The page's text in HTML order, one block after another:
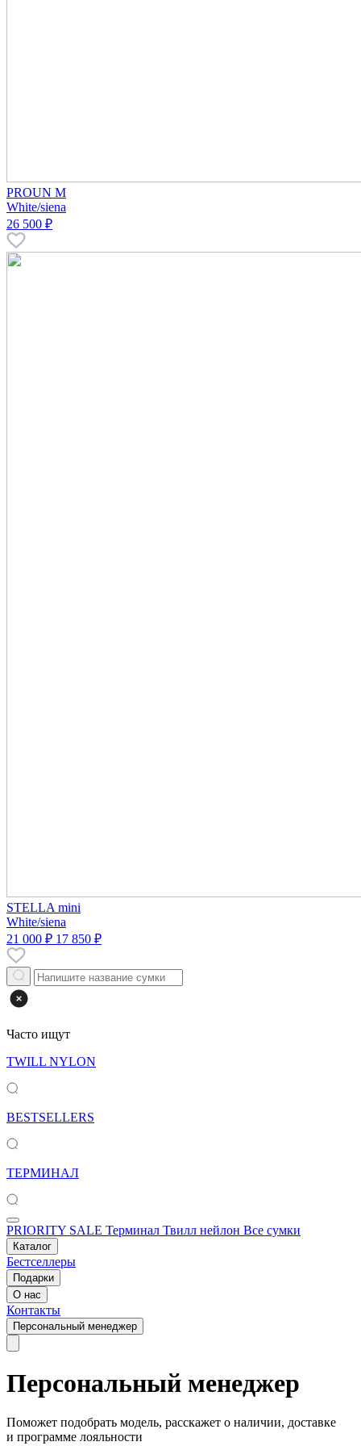
PROUN M
White/siena
26 500 ₽
STELLA mini
White/siena
21 000 ₽ 17 850 ₽
Часто ищут
TWILL NYLON
BESTSELLERS
ТЕРМИНАЛ
PRIORITY SALE Терминал Твилл нейлон Все сумки
Каталог
Бестселлеры
Подарки
О нас
Контакты
Персональный менеджер
Персональный менеджер
Поможет подобрать модель, расскажет о наличии, доставке
и программе лояльности